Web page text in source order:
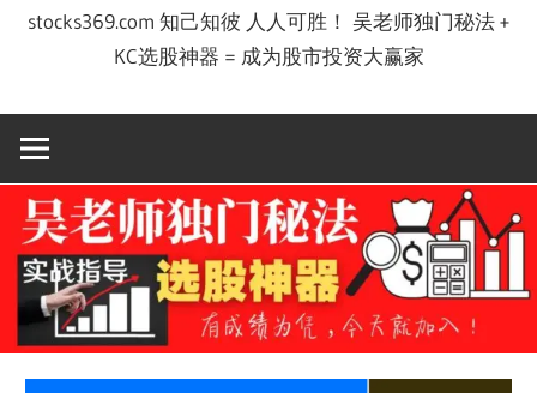
stocks369.com 知己知彼 人人可胜！ 吴老师独门秘法 +
KC选股神器 = 成为股市投资大赢家